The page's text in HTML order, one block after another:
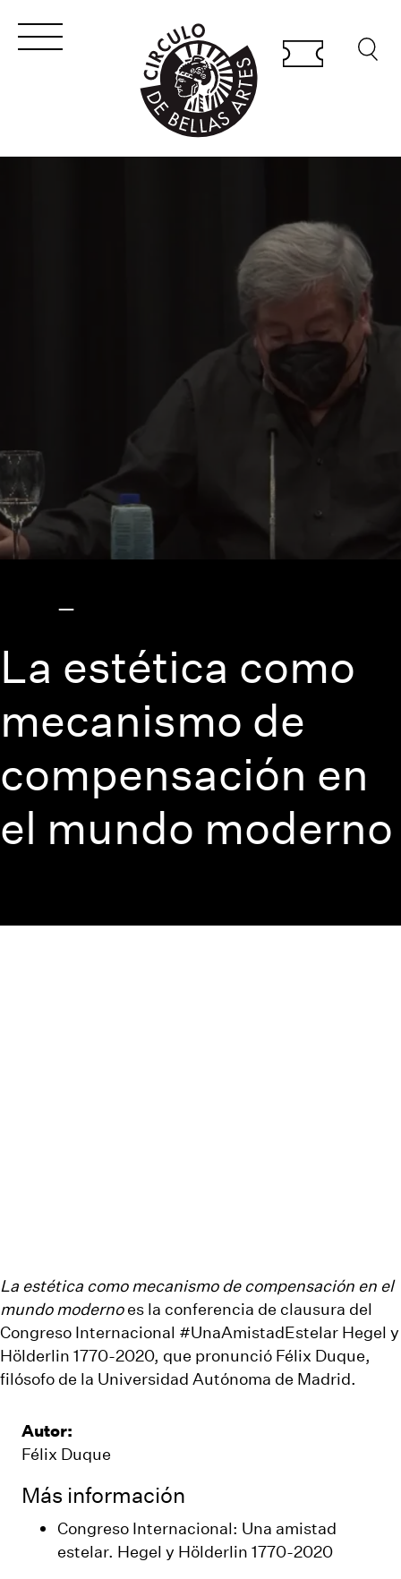
La estética como
mecanismo de
compensación en
el mundo moderno
La estética como mecanismo de compensación en el
mundo modernoes la conferencia de clausura del
Congreso Internacional #UnaAmistadEstelar Hegel y
Hölderlin 1770-2020, que pronunció Félix Duque,
filósofo de la Universidad Autónoma de Madrid.
Autor:
Félix Duque
Más información
Congreso Internacional: Una amistad
estelar. Hegel y Hölderlin 1770-2020